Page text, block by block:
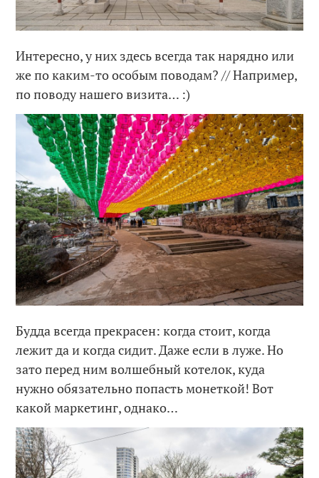
Интересно, у них здесь всегда так нарядно или
же по каким-то особым поводам? // Например,
по поводу нашего визита… :)
Будда всегда прекрасен: когда стоит, когда
лежит да и когда сидит. Даже если в луже. Но
зато перед ним волшебный котелок, куда
нужно обязательно попасть монеткой! Вот
какой маркетинг, однако…